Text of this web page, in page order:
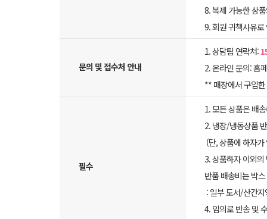
8. 복제 가능한 상
9. 회원 귀책사유
문의 및 접수처 안내
1. 상담팀 연락처:
2. 온라인 문의: 홈
** 매장에서 구입
필수
1. 모든 상품은 배
2. 냉장/냉동상품
(단, 상품에 하자
3. 상품하자 이외
반품 배송비는 박
: 일부 도서/산간
4. 임의로 반송 및